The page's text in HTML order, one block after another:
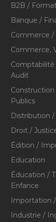
B2B /
Banque /
Commerce /
Commerce,
Audit
Publics
Distribution
Droit /
Édition /
Education
Éducation /
Enfance
Importation
Industrie /